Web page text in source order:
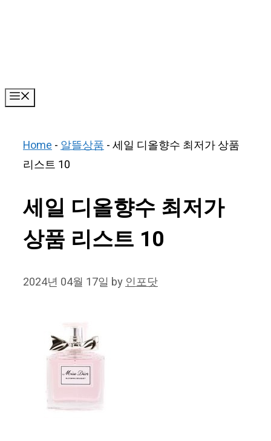
Home-알뜰상품-세일 디올향수 최저가 상품
리스트 10
세일 디올향수 최저가
상품 리스트 10
2024년 04월 17일 by인포닷